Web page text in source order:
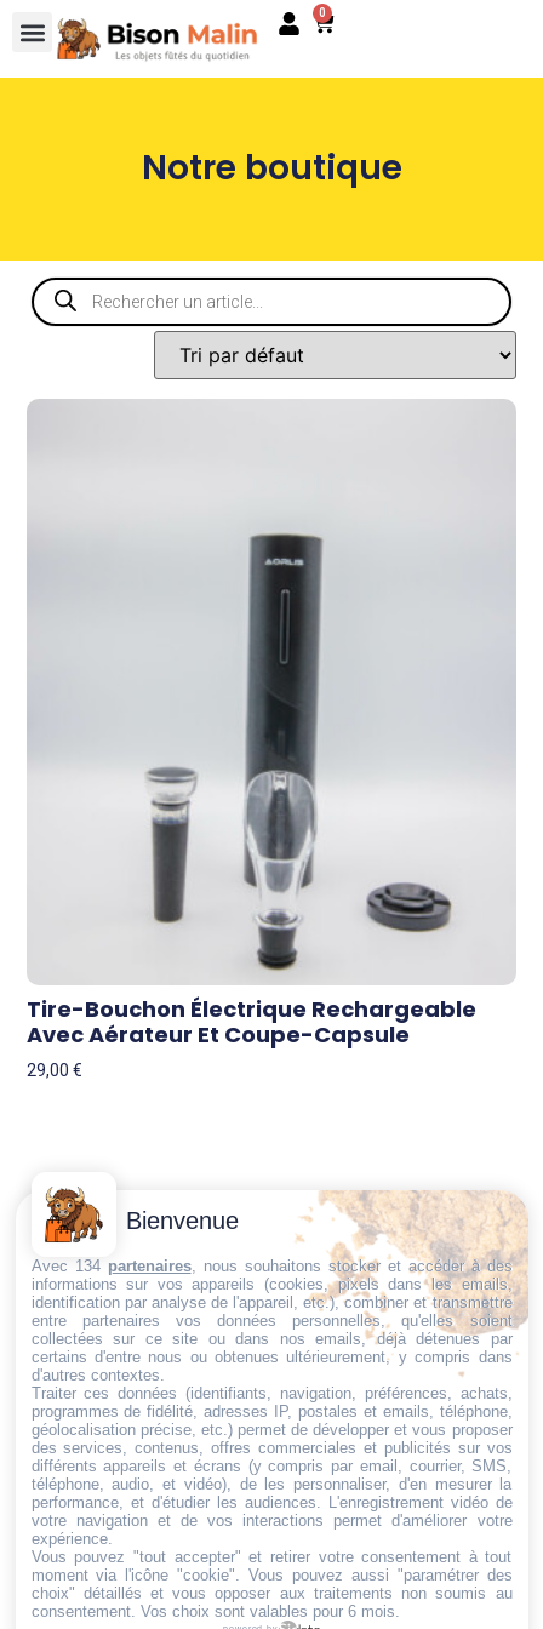
0
Notre boutique
Tire-Bouchon Électrique Rechargeable
Avec Aérateur Et Coupe-Capsule
29,00€
Trouvez ce qu'il vous faut,
au bon endroit
Conditions
générales
de vente
Politique de
cookies
Politique de
confidentialité
Mentions
légales
Conditions de
retour et de
remboursement
Droit de
rétractation
Contactez-
Nous
Email:
dt@sasbms.fr
Bienvenue
Avec 134 partenaires, nous souhaitons stocker et accéder à des
informations sur vos appareils (cookies, pixels dans les emails,
identification par analyse de l'appareil, etc.), combiner et transmettre
entre partenaires vos données personnelles, qu'elles soient
collectées sur ce site ou dans nos emails, déjà détenues par
certains d'entre nous ou obtenues ultérieurement, y compris dans
d'autres contextes.
Traiter ces données (identifiants, navigation, préférences, achats,
programmes de fidélité, adresses IP, postales et emails, téléphone,
géolocalisation précise, etc.) permet de développer et vous proposer
des services, contenus, offres commerciales et publicités sur vos
différents appareils et écrans (y compris par email, courrier, SMS,
téléphone, audio, et vidéo), de les personnaliser, d'en mesurer la
performance, et d'étudier les audiences. L'enregistrement vidéo de
votre navigation et de vos interactions permet d'améliorer votre
expérience.
Vous pouvez "tout accepter" et retirer votre consentement à tout
moment via l'icône "cookie" . Vous pouvez aussi "paramétrer des
choix" détaillés et vous opposer aux traitements non soumis au
consentement. Vos choix sont valables pour 6 mois.